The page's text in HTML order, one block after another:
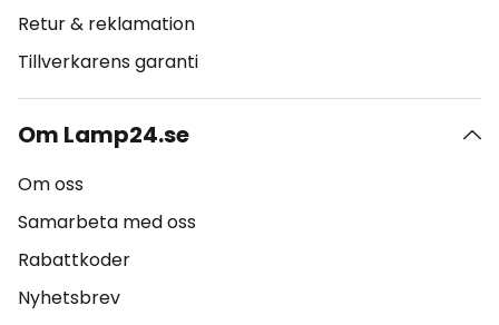
Retur & reklamation
Tillverkarens garanti
Om Lamp24.se
Om oss
Samarbeta med oss
Rabattkoder
Nyhetsbrev